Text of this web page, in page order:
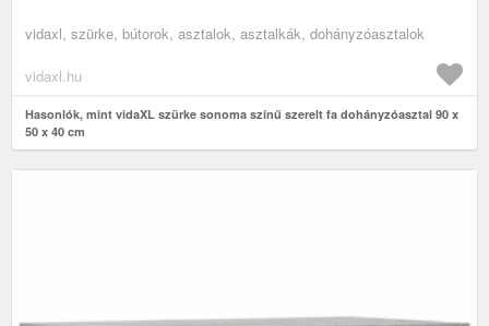
vidaxl, szürke, bútorok, asztalok, asztalkák, dohányzóasztalok
vidaxl.hu
Hasonlók, mint vidaXL szürke sonoma színű szerelt fa dohányzóasztal 90 x
50 x 40 cm